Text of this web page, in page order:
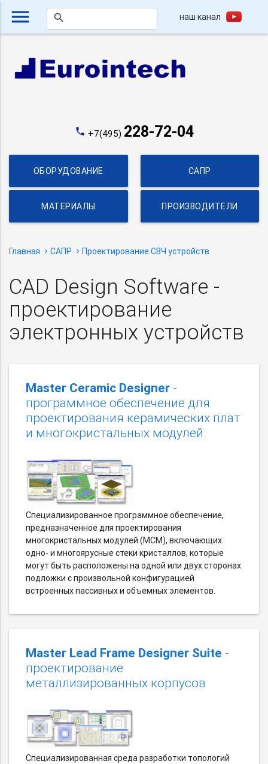
menu search наш канал
phone +7(495) 228-72-04
ОБОРУДОВАНИЕ САПР
МАТЕРИАЛЫ ПРОИЗВОДИТЕЛИ
Главная САПР Проектирование СВЧ устройств
CAD Design Software -
проектирование
электронных устройств
Master Ceramic Designer -
программное обеспечение для
проектирования керамических плат
и многокристальных модулей
Специализированное программное обеспечение,
предназначенное для проектирования
многокристальных модулей (MCM), включающих
одно- и многоярусные стеки кристаллов, которые
могут быть расположены на одной или двух сторонах
подложки с произвольной конфигурацией
встроенных пассивных и объемных элементов.
Master Lead Frame Designer Suite -
проектирование
металлизированных корпусов
Специализированная среда разработки топологий